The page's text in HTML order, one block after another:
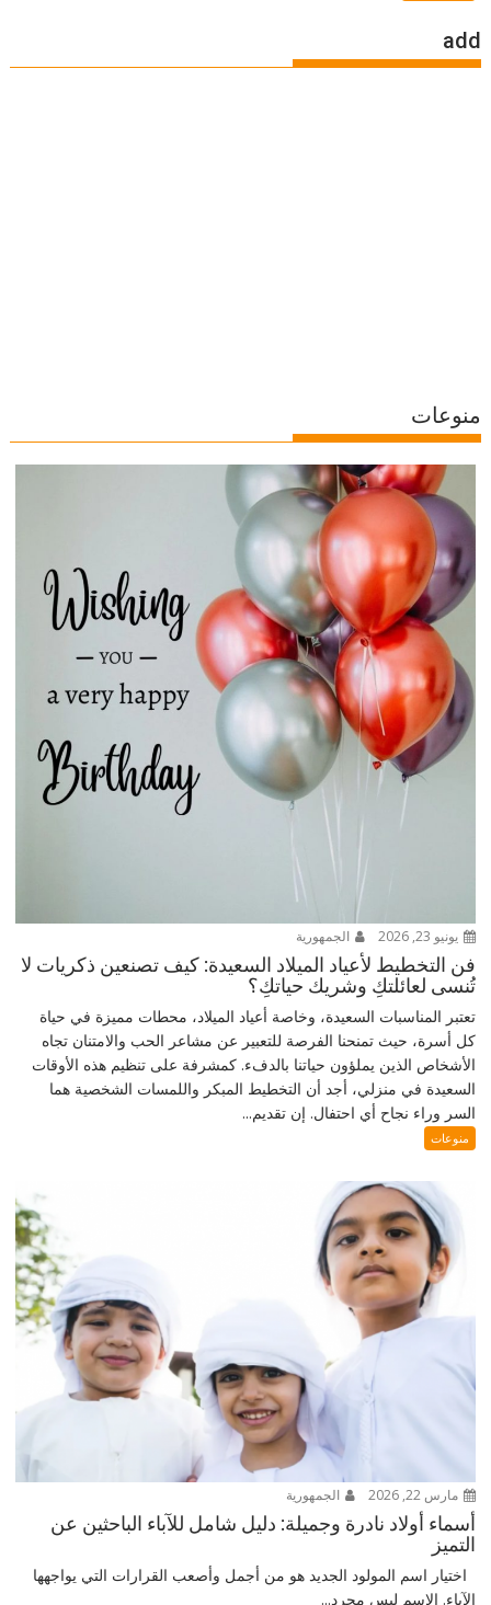
add
منوعات
يونيو 23, 2026 الجمهورية
فن التخطيط لأعياد الميلاد السعيدة: كيف تصنعين ذكريات لا
تُنسى لعائلتكِ وشريك حياتكِ؟
تعتبر المناسبات السعيدة، وخاصة أعياد الميلاد، محطات مميزة في حياة
كل أسرة، حيث تمنحنا الفرصة للتعبير عن مشاعر الحب والامتنان تجاه
الأشخاص الذين يملؤون حياتنا بالدفء. كمشرفة على تنظيم هذه الأوقات
السعيدة في منزلي، أجد أن التخطيط المبكر واللمسات الشخصية هما
السر وراء نجاح أي احتفال. إن تقديم...
منوعات
مارس 22, 2026 الجمهورية
أسماء أولاد نادرة وجميلة: دليل شامل للآباء الباحثين عن
التميز
اختيار اسم المولود الجديد هو من أجمل وأصعب القرارات التي يواجهها
الآباء. الاسم ليس مجرد...